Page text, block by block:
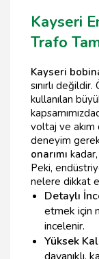
Kayseri
Trafo
Kayseri
sınırlı
kullanılan
voltaj ve akım
deneyim
onarımı
Peki,
nelere dikkat
Detaylı
etmek için
incelenir.
Yüksek